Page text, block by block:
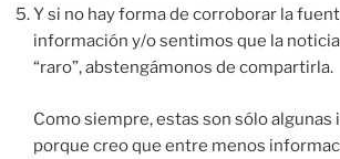
Y si no hay forma de corroborar la
información y/o sentimos que la
“raro”, abstengámonos de compartirla.
Como siempre, estas son sólo algunas
porque creo que entre menos